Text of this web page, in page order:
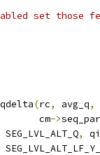
set those
(rc, avg_q,
cm
->
SEG_LVL_ALT_Q,